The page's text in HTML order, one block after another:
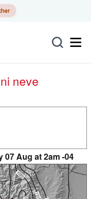
neve
Aug at 2am -04